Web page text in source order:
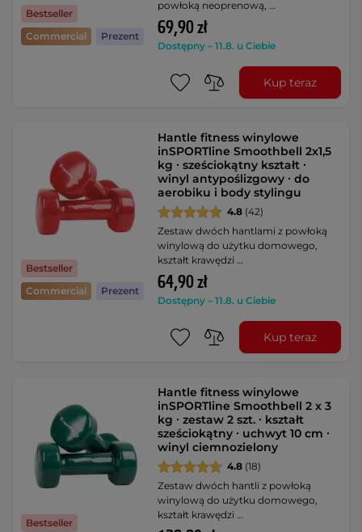
Bestseller
Commercial
Prezent
powłoką neoprenową, …
69,90 zł
Dostępny – 11.8. u Ciebie
Kup teraz
Bestseller
Commercial
Prezent
Hantle fitness winylowe
inSPORTline Smoothbell 2x1,5
kg ∙ sześciokątny kształt ∙
winyl antypoślizgowy ∙ do
aerobiku i body stylingu
4.8 (42)
Zestaw dwóch hantlami z powłoką
winylową do użytku domowego,
kształt krawędzi …
64,90 zł
Dostępny – 11.8. u Ciebie
Kup teraz
Bestseller
Hantle fitness winylowe
inSPORTline Smoothbell 2 x 3
kg ∙ zestaw 2 szt. ∙ kształt
sześciokątny ∙ uchwyt 10 cm ∙
winyl ciemnozielony
4.8 (18)
Zestaw dwóch hantli z powłoką
winylową do użytku domowego,
kształt krawędzi …